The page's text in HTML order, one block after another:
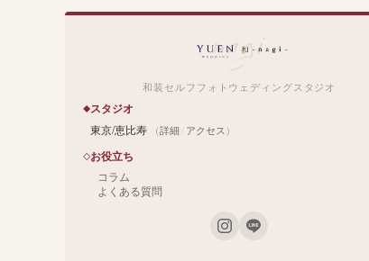
和装セルフフォトウェディングスタジオ
スタジオ
東京/恵比寿
（詳細 アクセス ）
お役立ち
コラム
よくある質問